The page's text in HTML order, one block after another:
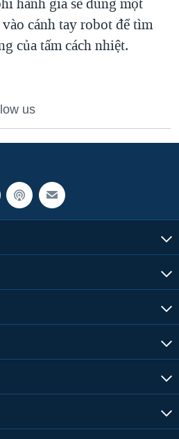
cánh tay robot để tìm
của tấm cách nhiệt.
us